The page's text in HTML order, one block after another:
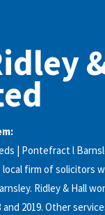
| Pontefract l
local firm of solicitors
Ridley & Hall
and 2019. Other